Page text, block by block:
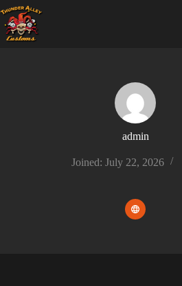
Skip
to
content
admin
Joined: July 22, 2026